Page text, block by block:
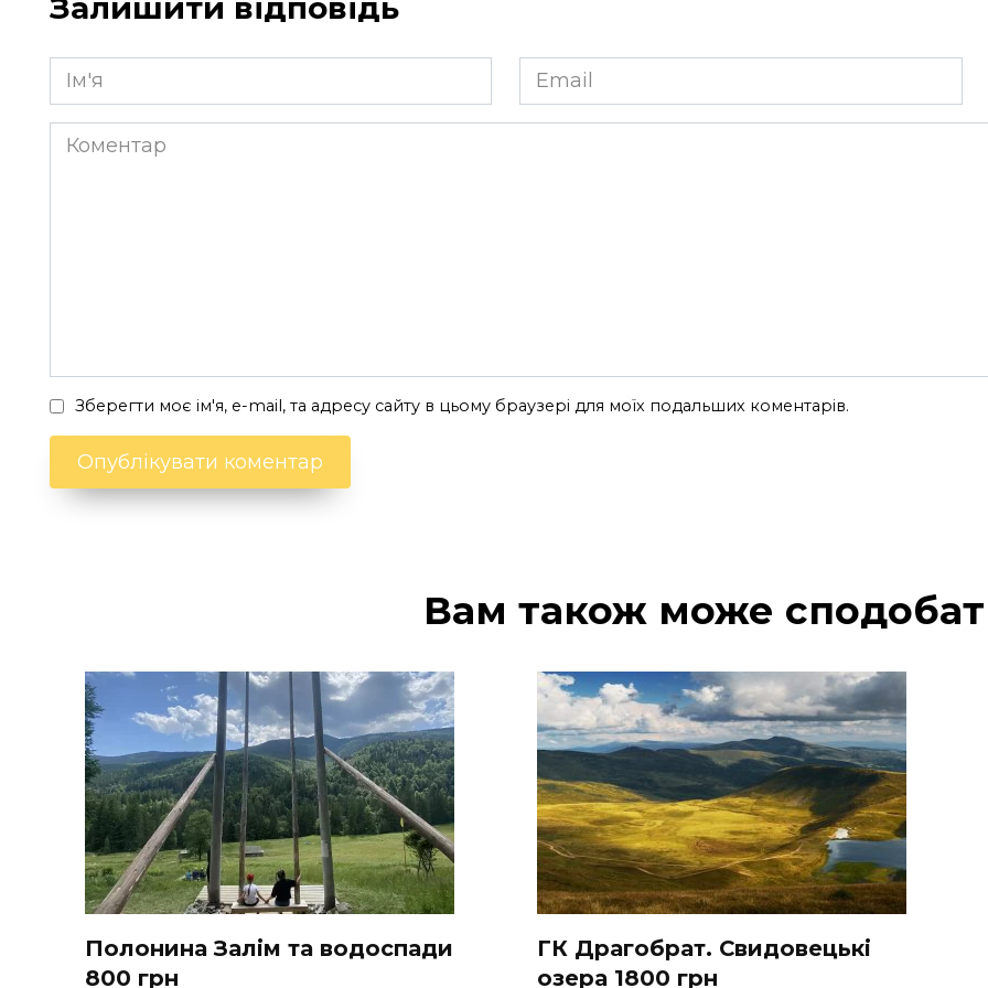
Залишити відповідь
Ім'я
*
Email
*
Коментар
Зберегти моє ім'я, e-mail, та адресу сайту в цьому браузері для моїх подальших коментарів.
Вам також може
Полонина Залім та водоспади
800 грн
ГК Драгобрат. Свидовецькі
озера 1800 грн